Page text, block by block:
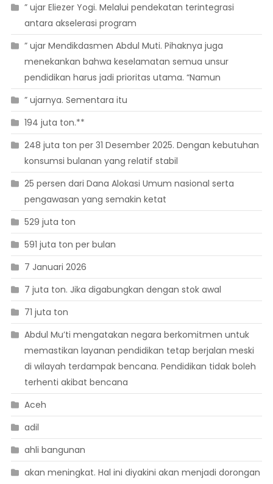
” ujar Eliezer Yogi. Melalui pendekatan terintegrasi
antara akselerasi program
” ujar Mendikdasmen Abdul Muti. Pihaknya juga
menekankan bahwa keselamatan semua unsur
pendidikan harus jadi prioritas utama. “Namun
” ujarnya. Sementara itu
194 juta ton.**
248 juta ton per 31 Desember 2025. Dengan kebutuhan
konsumsi bulanan yang relatif stabil
25 persen dari Dana Alokasi Umum nasional serta
pengawasan yang semakin ketat
529 juta ton
591 juta ton per bulan
7 Januari 2026
7 juta ton. Jika digabungkan dengan stok awal
71 juta ton
Abdul Mu’ti mengatakan negara berkomitmen untuk
memastikan layanan pendidikan tetap berjalan meski
di wilayah terdampak bencana. Pendidikan tidak boleh
terhenti akibat bencana
Aceh
adil
ahli bangunan
akan meningkat. Hal ini diyakini akan menjadi dorongan